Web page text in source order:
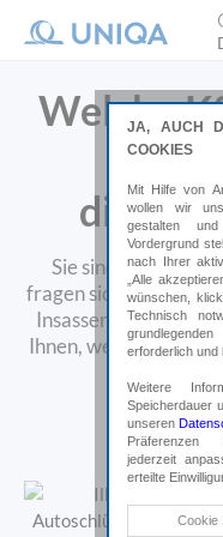
Welche
die
Sie sind auf der
fragen sich ob kaufen
Insassenunfall-
Ihnen, welcher
JA, AUCH
COOKIES
Mit Hilfe von
wollen wir
gestalten
Vordergrund
nach Ihrer
„Alle
wünschen,
Technisch
erforderlich und
Weitere
Speicherdauer
unseren
Präferenzen
jederzeit
erteilte
Cookie